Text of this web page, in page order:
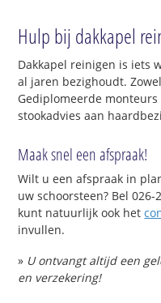
Hulp bij dakkapel
Dakkapel reinigen is iets
al jaren bezighoudt.
Gediplomeerde
stookadvies aan
Maak snel een afspraak!
Wilt u een afspraak in
uw schoorsteen? Bel
kunt natuurlijk ook het
invullen.
» U ontvangt altijd een
en verzekering!